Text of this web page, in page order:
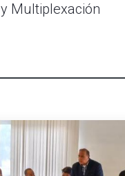
y Multiplexación